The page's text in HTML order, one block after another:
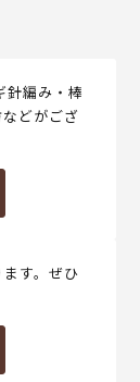
針編み・棒
どがござ
す。ぜひ